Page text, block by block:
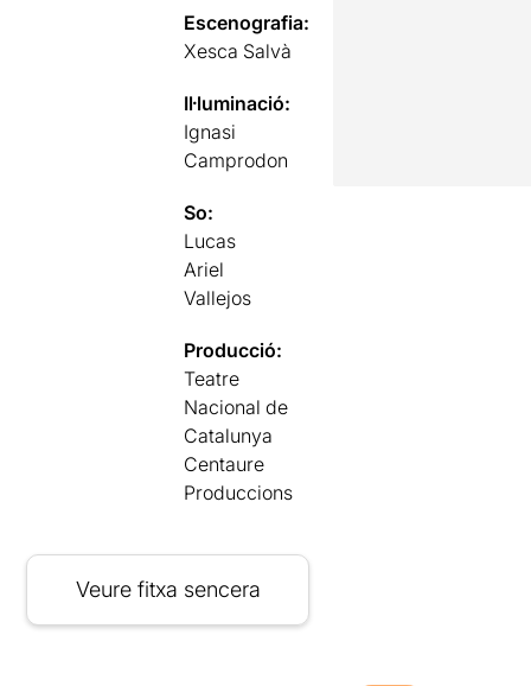
Escenografia:
Xesca Salvà
Il·luminació:
Ignasi
Camprodon
So:
Lucas
Ariel
Vallejos
Producció:
Teatre
Nacional de
Catalunya
Centaure
Produccions
Veure fitxa sencera